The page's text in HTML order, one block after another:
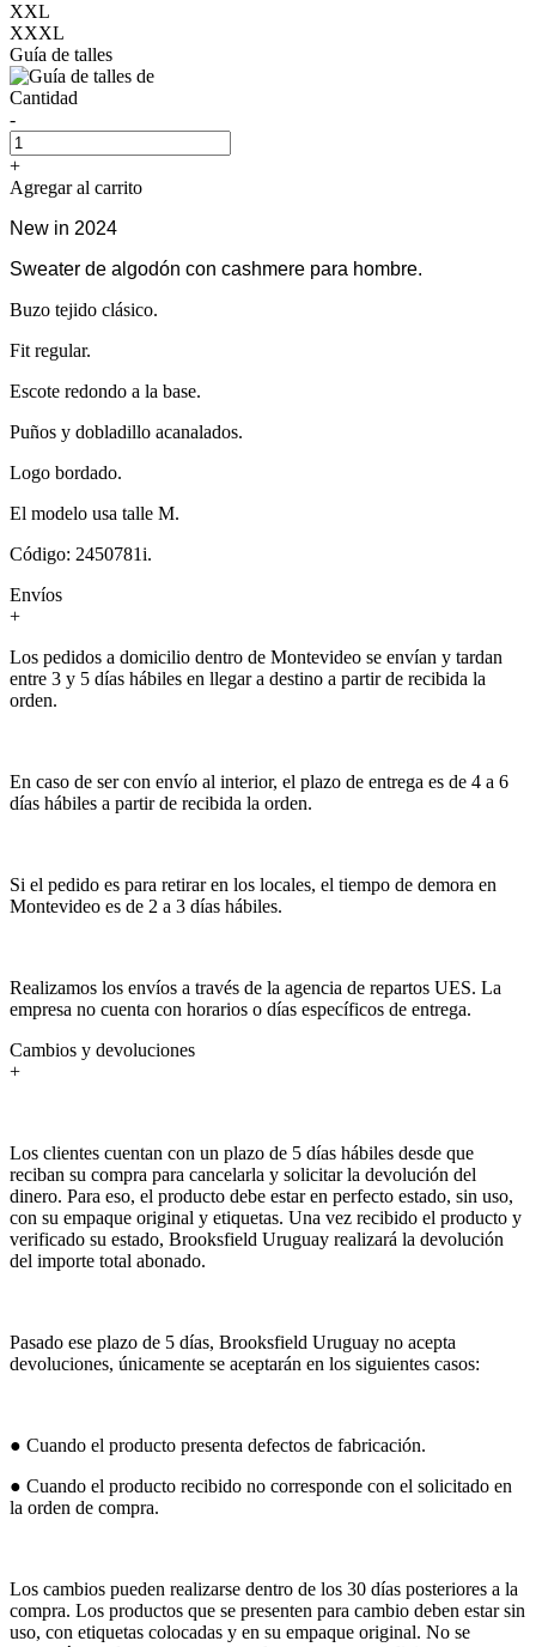
XXL
XXXL
Guía de talles
Cantidad
-
+
Agregar al carrito
New in 2024
Sweater de algodón con cashmere para hombre.
Buzo tejido clásico.
Fit regular.
Escote redondo a la base.
Puños y dobladillo acanalados.
Logo bordado.
El modelo usa talle M.
Código: 2450781i.
Envíos
+
Los pedidos a domicilio dentro de Montevideo se envían y tardan
entre 3 y 5 días hábiles en llegar a destino a partir de recibida la
orden.
En caso de ser con envío al interior, el plazo de entrega es de 4 a 6
días hábiles a partir de recibida la orden.
Si el pedido es para retirar en los locales, el tiempo de demora en
Montevideo es de 2 a 3 días hábiles.
Realizamos los envíos a través de la agencia de repartos UES. La
empresa no cuenta con horarios o días específicos de entrega.
Cambios y devoluciones
+
Los clientes cuentan con un plazo de 5 días hábiles desde que
reciban su compra para cancelarla y solicitar la devolución del
dinero. Para eso, el producto debe estar en perfecto estado, sin uso,
con su empaque original y etiquetas. Una vez recibido el producto y
verificado su estado, Brooksfield Uruguay realizará la devolución
del importe total abonado.
Pasado ese plazo de 5 días, Brooksfield Uruguay no acepta
devoluciones, únicamente se aceptarán en los siguientes casos:
● Cuando el producto presenta defectos de fabricación.
● Cuando el producto recibido no corresponde con el solicitado en
la orden de compra.
Los cambios pueden realizarse dentro de los 30 días posteriores a la
compra. Los productos que se presenten para cambio deben estar sin
uso, con etiquetas colocadas y en su empaque original. No se